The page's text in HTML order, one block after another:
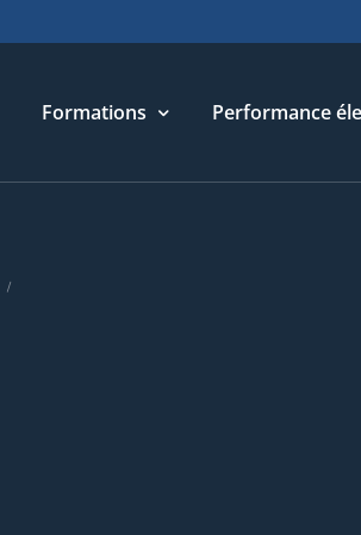
Formations Performance